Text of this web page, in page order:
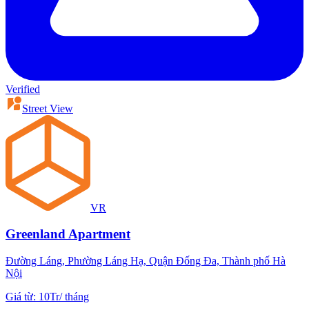
Verified
Street View
VR
Greenland Apartment
Đường Láng, Phường Láng Hạ, Quận Đống Đa, Thành phố Hà
Nội
Giá từ: 10Tr/tháng